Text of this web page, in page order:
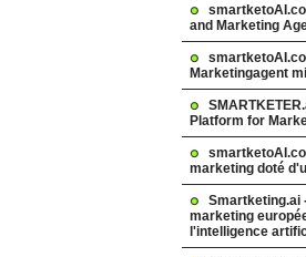
and Marketing
Marketingagent
Platform for
marketing doté
Smartketing.ai
marketing
l'intelligence